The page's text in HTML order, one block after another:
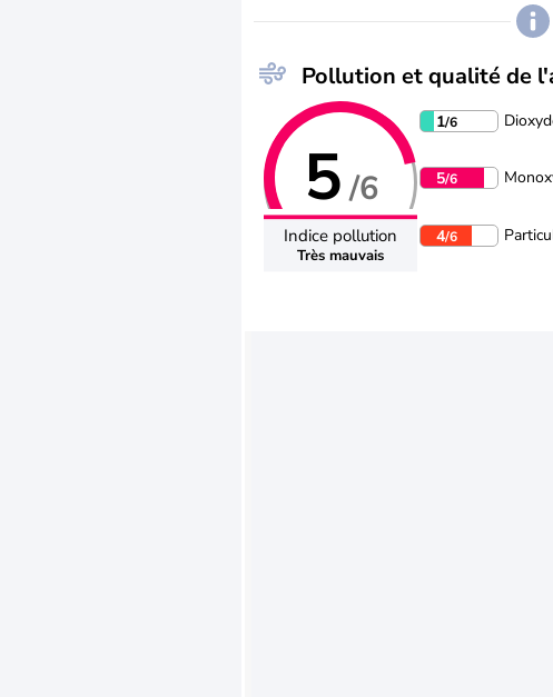
Pollution et qualité de
5/6
Indice pollution
Très mauvais
1/6
5/6
4/6